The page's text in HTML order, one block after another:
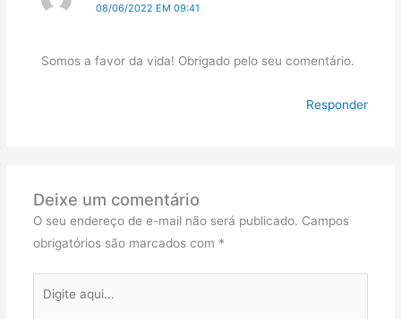
08/06/2022 EM 09:41
Somos a favor da vida! Obrigado pelo seu comentário.
Responder
Deixe um comentário
O seu endereço de e-mail não será publicado. Campos
obrigatórios são marcados com *
aqui...